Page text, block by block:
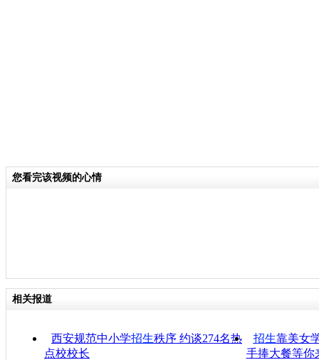
您看完该视频的心情
相关报道
西安规范中小学招生秩序 约谈274名热
点校校长
招生靠美女
手捧大餐等你